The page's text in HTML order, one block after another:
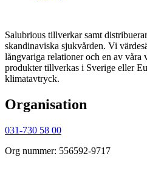
Salubrious tillverkar samt
skandinaviska sjukvården. Vi
långvariga relationer och en av våra
produkter tillverkas i Sverige eller
klimatavtryck.
Organisation
031-730 58 00
Org nummer: 556592-9717